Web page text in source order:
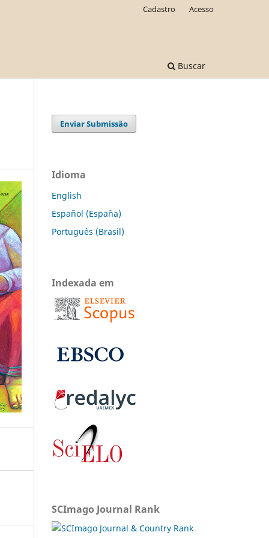
Buscar
Cadastro Acesso
Enviar Submissão
Idioma
English
Español (España)
Português (Brasil)
Indexada em
SCImago Journal Rank